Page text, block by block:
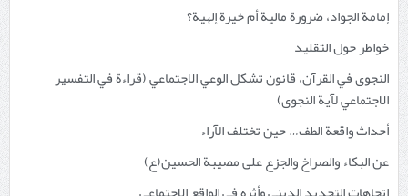
إمامة الجواد، ضرورة مالية أم خيرة إلهية؟
خواطر حول التقليد
النجوى في القرآن، قانون تشكل الوعي الاجتماعي (قراءة في التفسير
الاجتماعي لآية النجوى)
أحداث واقعة الطف… حين تختلف الآراء
عن البكاء والصراخ والجزع على مصيبة الحسين(ع)